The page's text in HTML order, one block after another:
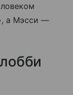
а Мэсси —